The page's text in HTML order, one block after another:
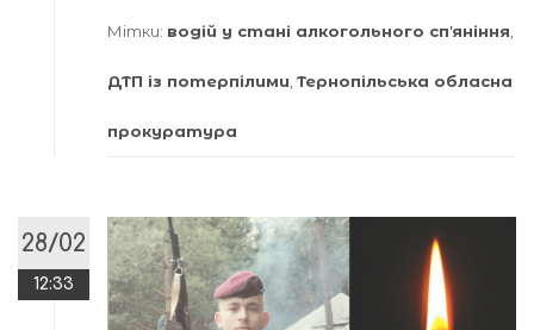
Мітки: водій у стані алкогольного спʼяніння
ДТП із потерпілими Тернопільська обласна
прокуратура
28/02
12:33